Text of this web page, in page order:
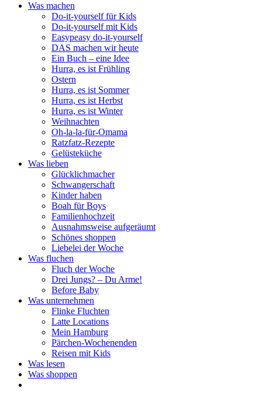
Was machen
Do-it-yourself für Kids
Do-it-yourself mit Kids
Easypeasy do-it-yourself
DAS machen wir heute
Ein Buch – eine Idee
Hurra, es ist Frühling
Ostern
Hurra, es ist Sommer
Hurra, es ist Herbst
Hurra, es ist Winter
Weihnachten
Oh-la-la-für-Omama
Ratzfatz-Rezepte
Gelüsteküche
Was lieben
Glücklichmacher
Schwangerschaft
Kinder haben
Boah für Boys
Familienhochzeit
Ausnahmsweise aufgeräumt
Schönes shoppen
Liebelei der Woche
Was fluchen
Fluch der Woche
Drei Jungs? – Du Arme!
Before Baby
Was unternehmen
Flinke Fluchten
Latte Locations
Mein Hamburg
Pärchen-Wochenenden
Reisen mit Kids
Was lesen
Was shoppen